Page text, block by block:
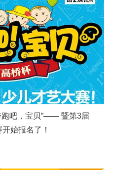
跑吧，宝贝”—— 暨第3届
始报名了！